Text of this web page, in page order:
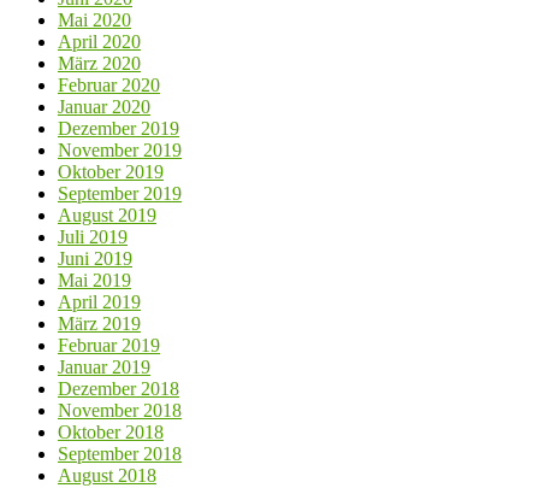
Mai 2020
April 2020
März 2020
Februar 2020
Januar 2020
Dezember 2019
November 2019
Oktober 2019
September 2019
August 2019
Juli 2019
Juni 2019
Mai 2019
April 2019
März 2019
Februar 2019
Januar 2019
Dezember 2018
November 2018
Oktober 2018
September 2018
August 2018